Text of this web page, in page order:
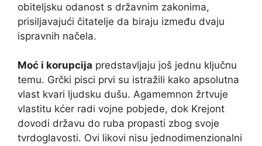
obiteljsku odanost s državnim zakonima,
prisiljavajući čitatelje da biraju između dvaju
ispravnih načela.
Moć i korupcija predstavljaju još jednu ključnu
temu. Grčki pisci prvi su istražili kako apsolutna
vlast kvari ljudsku dušu. Agamemnon žrtvuje
vlastitu kćer radi vojne pobjede, dok Krejont
dovodi državu do ruba propasti zbog svoje
tvrdoglavosti. Ovi likovi nisu jednodimenzionalni